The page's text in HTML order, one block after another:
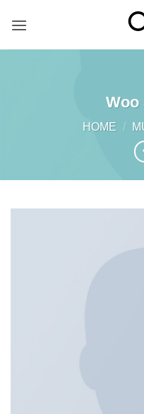
Woo
HOME /